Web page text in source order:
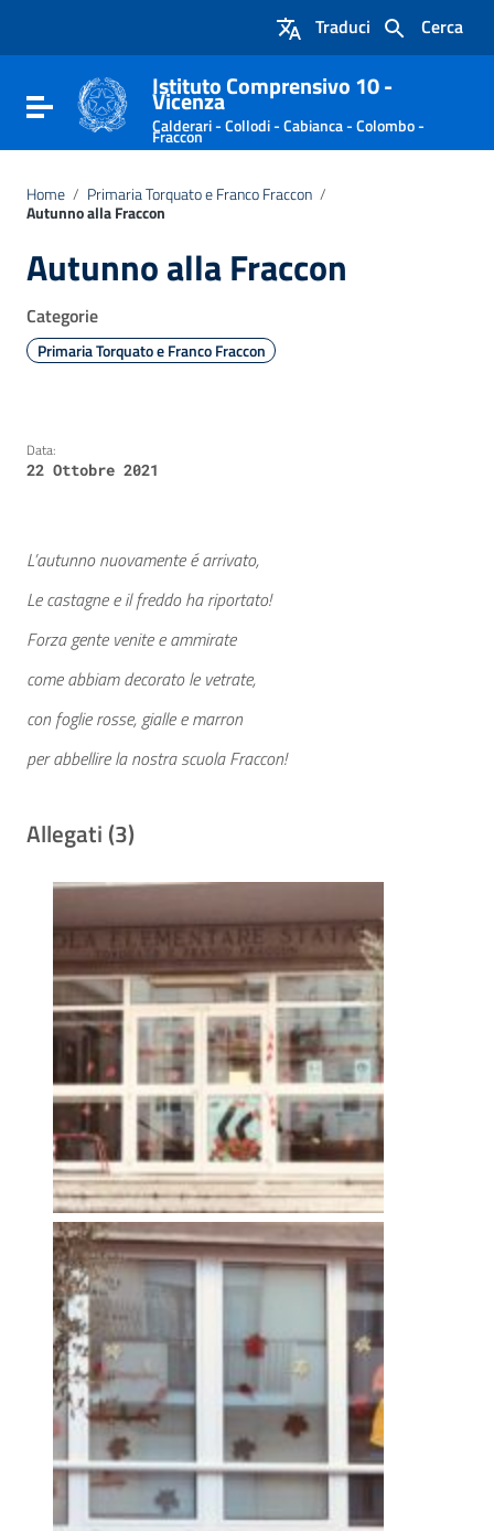
Vai al footer
Cerca
Traduci
Attiva / disattiva la navigazione
Istituto Comprensivo 10 -
Vicenza
Calderari - Collodi - Cabianca - Colombo -
Fraccon
Home / Primaria Torquato e Franco Fraccon /
Autunno alla Fraccon
Autunno alla Fraccon
Categorie
Primaria Torquato e Franco Fraccon
Data:
22 Ottobre 2021
L’autunno nuovamente é arrivato,
Le castagne e il freddo ha riportato!
Forza gente venite e ammirate
come abbiam decorato le vetrate,
con foglie rosse, gialle e marron
per abbellire la nostra scuola Fraccon!
Allegati (3)